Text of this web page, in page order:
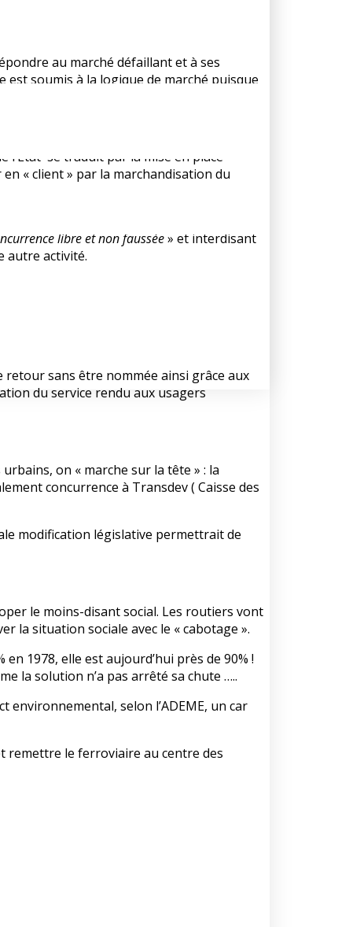
au marché défaillant et à ses
est soumis à la logique de marché puisque
l’État se traduit par la mise en place
« client » par la marchandisation du
seulement séparé l’exploitation de
libre et non faussée» et interdisant
autre activité.
retour sans être nommée ainsi grâce aux
du service rendu aux usagers
on « marche sur la tête » : la
concurrence à Transdev ( Caisse des
modification législative permettrait de
le moins-disant social. Les routiers vont
la situation sociale avec le « cabotage ».
1978, elle est aujourd’hui près de 90% !
la solution n’a pas arrêté sa chute …..
environnemental, selon l’ADEME, un car
remettre le ferroviaire au centre des